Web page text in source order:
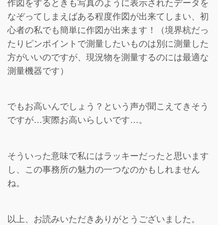
作図をするときも写真のように表示されたデータを
なぞってしまえばある程度作図が出来てしまい、初
心者の私でも簡単に作図が出来ます！（境界杭だっ
たりピンポイントで測量したいものは別に測量した
方がいいのですが、現況物を測量するのには最適な
測量機器です）
でもお高いんでしょう？という声が聞こえてきそう
ですが…実際お高いらしいです…。
そういった意味で私にはラッキーだったと思います
し、この事務所の魅力の一つなのかもしれません
ね。
以上、お読みいただきありがとうございました。